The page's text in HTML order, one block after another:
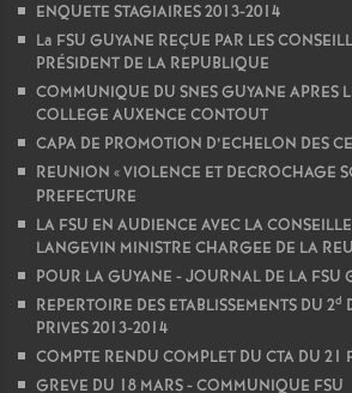
r
l
ENQUETE STAGIAIRES 2013-2014
La FSU GUYANE REÇUE PAR LES
PRÉSIDENT DE LA REPUBLIQUE
COMMUNIQUE DU SNES GUYANE APRES
COLLEGE AUXENCE CONTOUT
CAPA DE PROMOTION D’ECHELON DES
REUNION «VIOLENCE ET DECROCHAGE
PREFECTURE
LA FSU EN AUDIENCE AVEC LA
LANGEVIN MINISTRE CHARGEE DE LA
POUR LA GUYANE - JOURNAL DE LA FSU
REPERTOIRE DES ETABLISSEMENTS DU 2d
PRIVES 2013-2014
COMPTE RENDU COMPLET DU CTA DU 21
GREVE DU 18 MARS - COMMUNIQUE FSU